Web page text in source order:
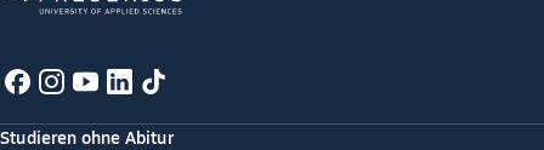
Studieren ohne Abitur